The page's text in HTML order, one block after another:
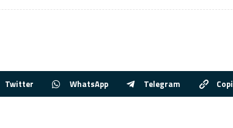
Twitter WhatsApp Telegram